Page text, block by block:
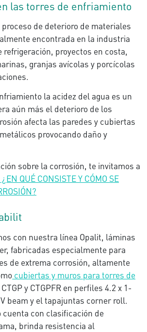
las torres de enfriamiento
de deterioro de materiales
encontrada en la industria
refrigeración, proyectos en costa,
granjas avícolas y porcícolas
la acidez del agua es un
aún más el deterioro de los
afecta las paredes y cubiertas
provocando daño y
sobre la corrosión, te invitamos a
¿EN QUÉ CONSISTE Y CÓMO SE
con nuestra línea Opalit, láminas
fabricadas especialmente para
de extrema corrosión, altamente
cubiertas y muros para torres de
y CTGPFR en perfiles 4.2 x 1-
V beam y el tapajuntas corner roll.
con clasificación de
brinda resistencia al